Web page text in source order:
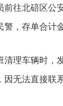
往北碚区公
，存单合计
理车辆时，
无法直接联